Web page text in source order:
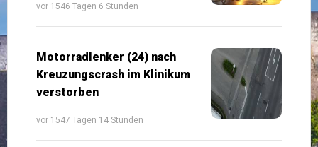
vor 1546 Tagen 6 Stunden
Motorradlenker (24) nach
Kreuzungscrash im Klinikum
verstorben
vor 1547 Tagen 14 Stunden